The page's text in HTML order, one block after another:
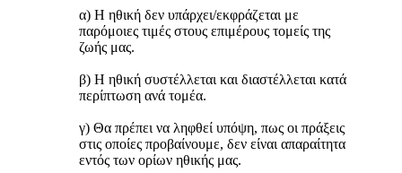
α) Η ηθική δεν υπάρχει/εκφράζεται με
παρόμοιες τιμές στους επιμέρους τομείς της
ζωής μας.
β) Η ηθική συστέλλεται και διαστέλλεται κατά
περίπτωση ανά τομέα.
γ) Θα πρέπει να ληφθεί υπόψη, πως οι πράξεις
στις οποίες προβαίνουμε, δεν είναι απαραίτητα
εντός των ορίων ηθικής μας.